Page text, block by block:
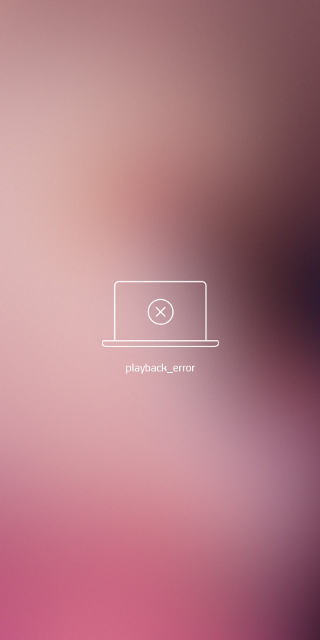
playback_error